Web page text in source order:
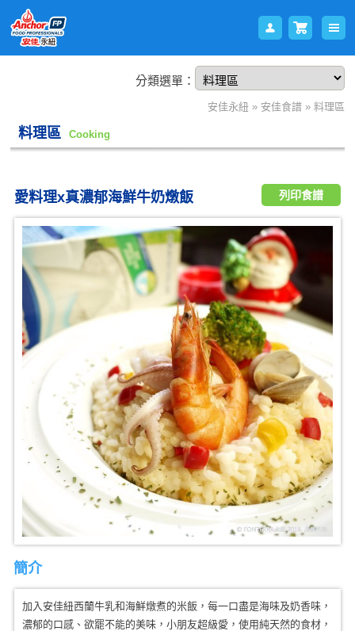
登入 車
分類選單：
安佳永紐» 安佳食譜» 料理區
料理區 Cooking
愛料理x真濃郁海鮮牛奶燉飯 列印食譜
簡介
加入安佳紐西蘭牛乳和海鮮燉煮的米飯，每一口盡是海味及奶香味，
濃郁的口感、欲罷不能的美味，小朋友超級愛，使用純天然的食材，